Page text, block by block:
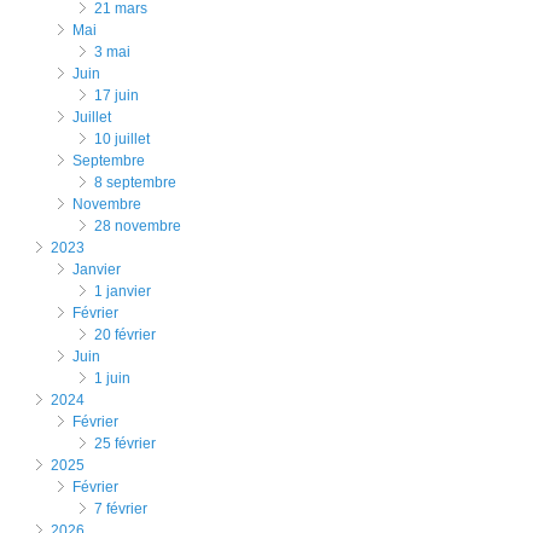
21 mars
mai
3 mai
juin
17 juin
juillet
10 juillet
septembre
8 septembre
novembre
28 novembre
2023
janvier
1 janvier
février
20 février
juin
1 juin
2024
février
25 février
2025
février
7 février